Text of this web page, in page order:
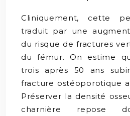
Cliniquement, cette
traduit par une
du risque de fractures
du fémur. On estime
trois après 50 ans
fracture ostéoporotique
Préserver la densité
charnière repose